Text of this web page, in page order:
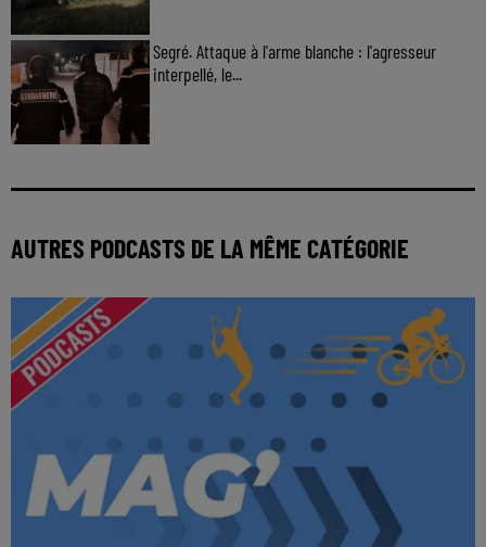
Segré. Attaque à l'arme blanche : l'agresseur
interpellé, le...
AUTRES PODCASTS DE LA MÊME CATÉGORIE